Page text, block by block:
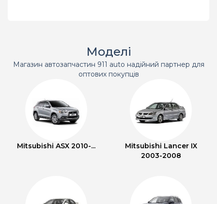
Моделі
Магазин автозапчастин 911 auto надійний партнер для
оптових покупців
Mitsubishi ASX 2010-...
Mitsubishi Lancer IX
2003-2008